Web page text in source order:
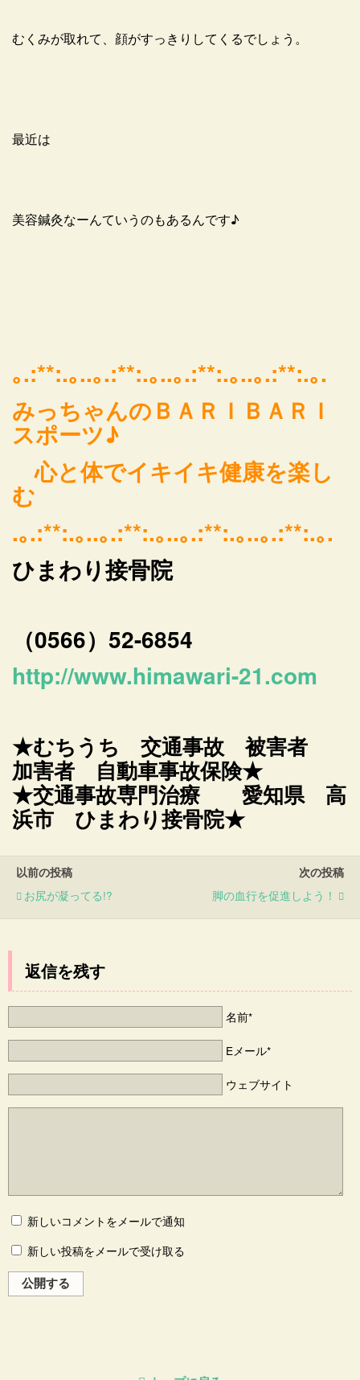
むくみが取れて、顔がすっきりしてくるでしょう。
最近は
美容鍼灸なーんていうのもあるんです♪
｡.:**:.｡..｡.:**:.｡..｡.:**:.｡..｡.:**:.｡.
みっちゃんのＢＡＲＩＢＡＲＩ
スポーツ♪
心と体でイキイキ健康を楽し
む
.｡.:**:.｡..｡.:**:.｡..｡.:**:.｡..｡.:**:.｡.
ひまわり接骨院
（0566）52-6854
http://www.himawari-21.com
★むちうち 交通事故 被害者
加害者 自動車事故保険★
★交通事故専門治療 愛知県 高
浜市 ひまわり接骨院★
以前の投稿
お尻が凝ってる!?
次の投稿
脚の血行を促進しよう！
返信を残す
名前*
Eメール*
ウェブサイト
新しいコメントをメールで通知
新しい投稿をメールで受け取る
公開する